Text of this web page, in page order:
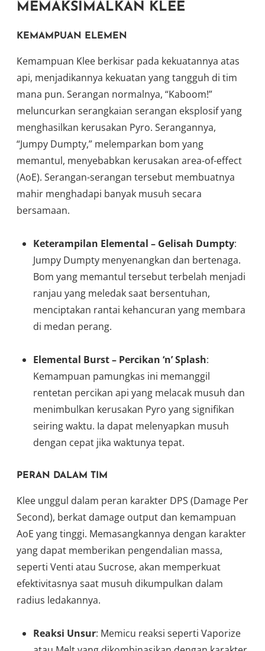
MEMAKSIMALKAN KLEE
KEMAMPUAN ELEMEN
Kemampuan Klee berkisar pada kekuatannya atas
api, menjadikannya kekuatan yang tangguh di tim
mana pun. Serangan normalnya, “Kaboom!”
meluncurkan serangkaian serangan eksplosif yang
menghasilkan kerusakan Pyro. Serangannya,
“Jumpy Dumpty,” melemparkan bom yang
memantul, menyebabkan kerusakan area-of-effect
(AoE). Serangan-serangan tersebut membuatnya
mahir menghadapi banyak musuh secara
bersamaan.
Keterampilan Elemental – Gelisah Dumpty:
Jumpy Dumpty menyenangkan dan bertenaga.
Bom yang memantul tersebut terbelah menjadi
ranjau yang meledak saat bersentuhan,
menciptakan rantai kehancuran yang membara
di medan perang.
Elemental Burst – Percikan ‘n’ Splash:
Kemampuan pamungkas ini memanggil
rentetan percikan api yang melacak musuh dan
menimbulkan kerusakan Pyro yang signifikan
seiring waktu. Ia dapat melenyapkan musuh
dengan cepat jika waktunya tepat.
PERAN DALAM TIM
Klee unggul dalam peran karakter DPS (Damage Per
Second), berkat damage output dan kemampuan
AoE yang tinggi. Memasangkannya dengan karakter
yang dapat memberikan pengendalian massa,
seperti Venti atau Sucrose, akan memperkuat
efektivitasnya saat musuh dikumpulkan dalam
radius ledakannya.
Reaksi Unsur: Memicu reaksi seperti Vaporize